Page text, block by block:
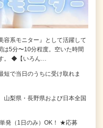
容系モニター』として活躍して
は5分〜10分程度。空いた時間
。 ◆【いろん…
で当日のうちに受け取れま
梨県・長野県および日本全国
発（1日のみ）OK！ ★応募